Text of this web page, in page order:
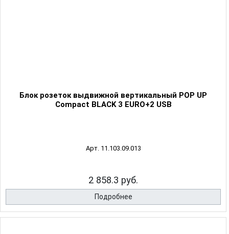
Блок розеток выдвижной вертикальный POP UP
Compact BLACK 3 EURO+2 USB
Арт. 11.103.09.013
2 858.3 руб.
Подробнее